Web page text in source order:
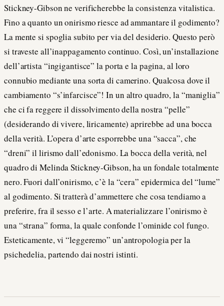
Stickney-Gibson ne verificherebbe la consistenza vitalistica.
Fino a quanto un onirismo riesce ad ammantare il godimento?
La mente si spoglia subito per via del desiderio. Questo però
si traveste all’inappagamento continuo. Così, un’installazione
dell’artista “ingigantisce” la porta e la pagina, al loro
connubio mediante una sorta di camerino. Qualcosa dove il
cambiamento “s’infarcisce”! In un altro quadro, la “maniglia”
che ci fa reggere il dissolvimento della nostra “pelle”
(desiderando di vivere, liricamente) aprirebbe ad una bocca
della verità. L’opera d’arte esporrebbe una “sacca”, che
“dreni” il lirismo dall’edonismo. La bocca della verità, nel
quadro di Melinda Stickney-Gibson, ha un fondale totalmente
nero. Fuori dall’onirismo, c’è la “cera” epidermica del “lume”
al godimento. Si tratterà d’ammettere che cosa tendiamo a
preferire, fra il sesso e l’arte. A materializzare l’onirismo è
una “strana” forma, la quale confonde l’ominide col fungo.
Esteticamente, vi “leggeremo” un’antropologia per la
psichedelia, partendo dai nostri istinti.